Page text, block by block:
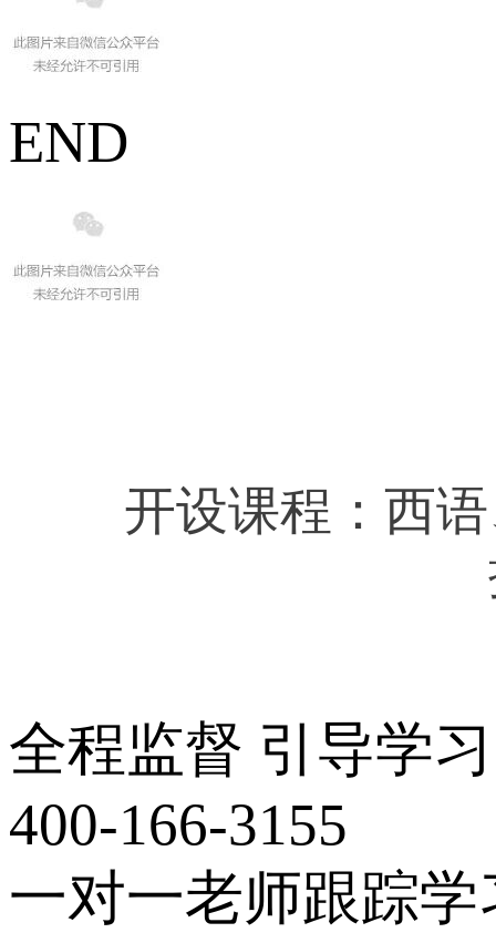
END
开设课程：西
全程监督 引导学习
400-166-3155
一对一老师跟踪学